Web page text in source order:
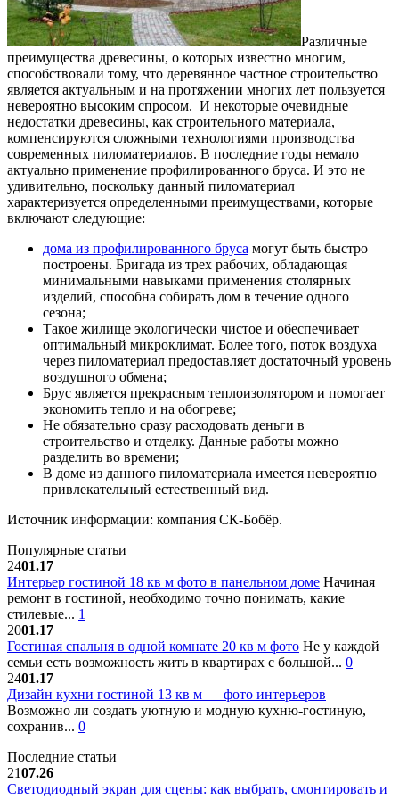
Различные
преимущества древесины, о которых известно многим,
способствовали тому, что деревянное частное строительство
является актуальным и на протяжении многих лет пользуется
невероятно высоким спросом. И некоторые очевидные
недостатки древесины, как строительного материала,
компенсируются сложными технологиями производства
современных пиломатериалов. В последние годы немало
актуально применение профилированного бруса. И это не
удивительно, поскольку данный пиломатериал
характеризуется определенными преимуществами, которые
включают следующие:
дома из профилированного бруса могут быть быстро
построены. Бригада из трех рабочих, обладающая
минимальными навыками применения столярных
изделий, способна собирать дом в течение одного
сезона;
Такое жилище экологически чистое и обеспечивает
оптимальный микроклимат. Более того, поток воздуха
через пиломатериал предоставляет достаточный уровень
воздушного обмена;
Брус является прекрасным теплоизолятором и помогает
экономить тепло и на обогреве;
Не обязательно сразу расходовать деньги в
строительство и отделку. Данные работы можно
разделить во времени;
В доме из данного пиломатериала имеется невероятно
привлекательный естественный вид.
Источник информации: компания СК-Бобёр.
Популярные статьи
2401.17
Интерьер гостиной 18 кв м фото в панельном доме Начиная
ремонт в гостиной, необходимо точно понимать, какие
стилевые... 1
2001.17
Гостиная спальня в одной комнате 20 кв м фото Не у каждой
семьи есть возможность жить в квартирах с большой... 0
2401.17
Дизайн кухни гостиной 13 кв м — фото интерьеров
Возможно ли создать уютную и модную кухню-гостиную,
сохранив... 0
Последние статьи
2107.26
Светодиодный экран для сцены: как выбрать, смонтировать и